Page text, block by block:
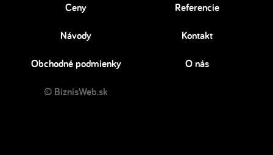
Ceny Referencie
Návody Kontakt
Obchodné podmienky O nás
© BiznisWeb.sk